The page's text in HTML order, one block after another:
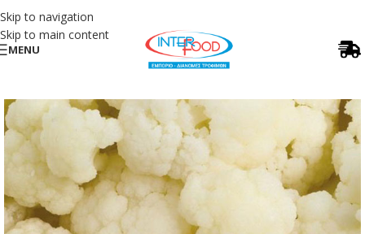
Skip to navigation
Skip to main content
MENU